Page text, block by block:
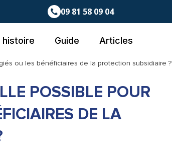
09 81 58 09 04
histoire Guide Articles
ou les bénéficiaires de la protection subsidiaire ?
POSSIBLE POUR
DE LA